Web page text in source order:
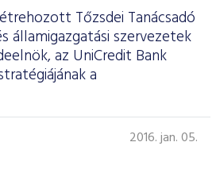
Tőzsdei Tanácsadó
államigazgatási szervezetek
az UniCredit Bank
a
2016. jan. 05.